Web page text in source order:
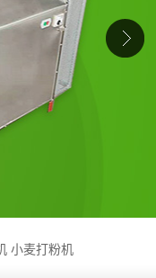
小麦打粉机